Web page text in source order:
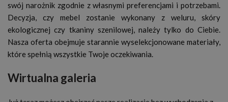
swój narożnik zgodnie z własnymi preferencjami i potrzebami.
Decyzja, czy mebel zostanie wykonany z weluru, skóry
ekologicznej czy tkaniny szenilowej, należy tylko do Ciebie.
Nasza oferta obejmuje starannie wyselekcjonowane materiały,
które spełnią wszystkie Twoje oczekiwania.
Wirtualna galeria